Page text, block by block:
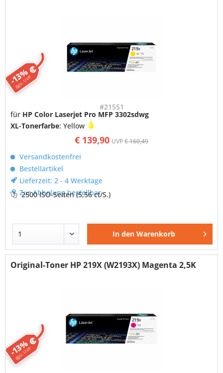
-13%
ggü. UVP
#21551
€ 139,90 UVP€ 160,49
für HP Color Laserjet Pro MFP 3302sdwg
XL-Tonerfarbe: Yellow
Versandkostenfrei
Bestellartikel
Lieferzeit: 2 - 4 Werktage
Zur Abholung bestellbar
2500 ISO-Seiten(5,56 ct/S.)
In den Warenkorb
-13%
ggü. UVP
Original-Toner HP 219X (W2193X) Magenta 2,5K